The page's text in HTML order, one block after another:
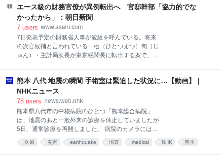
に、『我々は立法府の人間
エース級の財務官僚が異例転出へ 官邸幹部「協力的でな
かったから」：朝日新聞
7 users www.asahi.com
7日発表予定の財務省人事が波紋を呼んでいる。将来
の次官候補と言われている一松（ひとつまつ）旬（じ
ゅん）・主計局次長が東京税関長に転出する案で、エ
熊本 八代 地震の瞬間 手術室は緊迫した状況に…【動画】 |
NHKニュース
78 users news.web.nhk
熊本県八代市の中核病院のひとつ「熊本総合病院」
は、地震のあと一般外来の診療を休止していましたが
5日、通常診療を再開しました。 病院のカメラには地
震発生時の手術室の緊迫した様子が残されていまし
た。 …
医療 災害 earthquake 地震 medical NHK 熊本